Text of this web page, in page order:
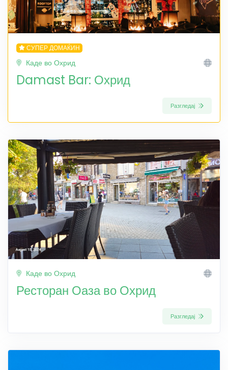
СУПЕР ДОМАЌИН
Каде во Охрид
Damast Bar: Охрид
Разгледај
Каде во Охрид
Ресторан Оаза во Охрид
Разгледај